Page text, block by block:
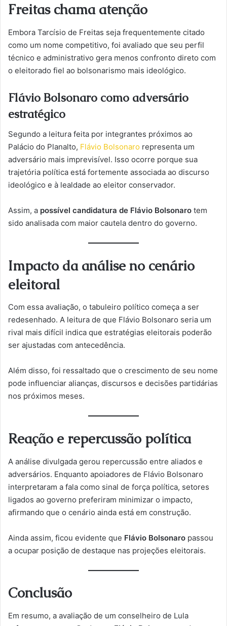
Freitas chama atenção
Embora Tarcísio de Freitas seja frequentemente citado
como um nome competitivo, foi avaliado que seu perfil
técnico e administrativo gera menos confronto direto com
o eleitorado fiel ao bolsonarismo mais ideológico.
Flávio Bolsonaro como adversário
estratégico
Segundo a leitura feita por integrantes próximos ao
Palácio do Planalto, Flávio Bolsonaro representa um
adversário mais imprevisível. Isso ocorre porque sua
trajetória política está fortemente associada ao discurso
ideológico e à lealdade ao eleitor conservador.
Assim, a possível candidatura de Flávio Bolsonaro tem
sido analisada com maior cautela dentro do governo.
Impacto da análise no cenário
eleitoral
Com essa avaliação, o tabuleiro político começa a ser
redesenhado. A leitura de que Flávio Bolsonaro seria um
rival mais difícil indica que estratégias eleitorais poderão
ser ajustadas com antecedência.
Além disso, foi ressaltado que o crescimento de seu nome
pode influenciar alianças, discursos e decisões partidárias
nos próximos meses.
Reação e repercussão política
A análise divulgada gerou repercussão entre aliados e
adversários. Enquanto apoiadores de Flávio Bolsonaro
interpretaram a fala como sinal de força política, setores
ligados ao governo preferiram minimizar o impacto,
afirmando que o cenário ainda está em construção.
Ainda assim, ficou evidente que Flávio Bolsonaro passou
a ocupar posição de destaque nas projeções eleitorais.
Conclusão
Em resumo, a avaliação de um conselheiro de Lula